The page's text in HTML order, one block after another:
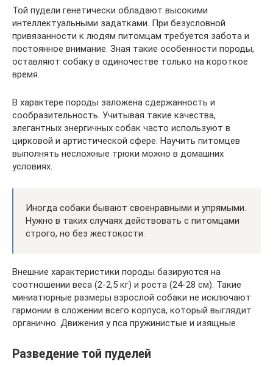
Той пудели генетически обладают высокими
интеллектуальными задатками. При безусловной
привязанности к людям питомцам требуется забота и
постоянное внимание. Зная такие особенности породы,
оставляют собаку в одиночестве только на короткое
время.
В характере породы заложена сдержанность и
сообразительность. Учитывая такие качества,
элегантных энергичных собак часто используют в
цирковой и артистической сфере. Научить питомцев
выполнять несложные трюки можно в домашних
условиях.
Иногда собаки бывают своенравными и упрямыми.
Нужно в таких случаях действовать с питомцами
строго, но без жестокости.
Внешние характеристики породы базируются на
соотношении веса (2-2,5 кг) и роста (24-28 см). Такие
миниатюрные размеры взрослой собаки не исключают
гармонии в сложении всего корпуса, который выглядит
органично. Движения у пса пружинистые и изящные.
Разведение той пуделей